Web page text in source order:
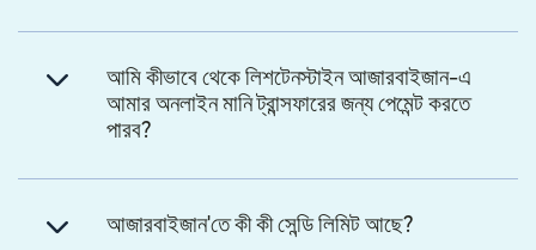
আমি কীভাবে থেকে লিশটেনস্টাইন আজারবাইজান-এ
আমার অনলাইন মানি ট্রান্সফারের জন্য পেমেন্ট করতে
পারব?
আজারবাইজান'তে কী কী সেন্ডি লিমিট আছে?